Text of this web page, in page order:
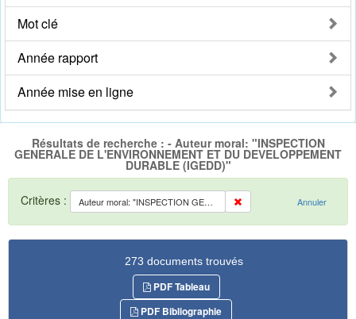
Mot clé
Année rapport
Année mise en ligne
Résultats de recherche : - Auteur moral: "INSPECTION
GENERALE DE L'ENVIRONNEMENT ET DU DEVELOPPEMENT
DURABLE (IGEDD)"
Critères : Auteur moral: "INSPECTION GENERALE DE L'ENVIRONNEMENT ET DU DEVELOPPEMENT DURABLE (IGEDD)" Annuler
273 documents trouvés
PDF Tableau
PDF Bibliographie